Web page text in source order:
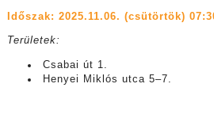
Időszak: 2025.11.06. (csütörtök)
Területek:
Csabai út 1.
Henyei Miklós utca 5–7.